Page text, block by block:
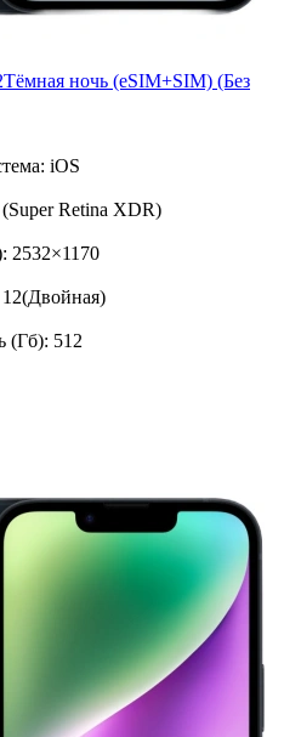
ночь (eSIM+SIM) (Без
iOS
Retina XDR)
2532×1170
12(Двойная)
(Гб): 512